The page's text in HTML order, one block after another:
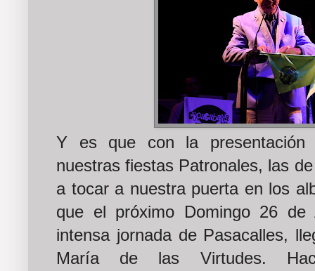
Y es que con la presentación
nuestras fiestas Patronales, las
a tocar a nuestra puerta en los
que el próximo Domingo 26
intensa jornada de Pasacalles,
María de las Virtudes.